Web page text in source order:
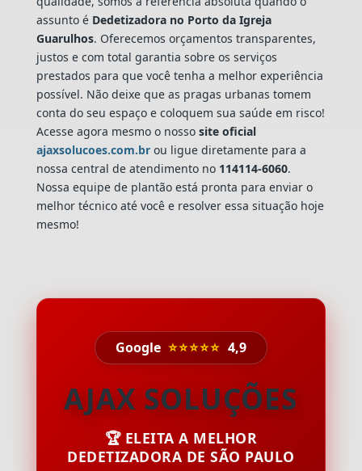
assunto é Dedetizadora no Porto da Igreja
Guarulhos. Oferecemos orçamentos transparentes,
justos e com total garantia sobre os serviços
prestados para que você tenha a melhor experiência
possível. Não deixe que as pragas urbanas tomem
conta do seu espaço e coloquem sua saúde em risco!
Acesse agora mesmo o nossosite oficial
ajaxsolucoes.com.brou ligue diretamente para a
nossa central de atendimento no 114114-6060.
Nossa equipe de plantão está pronta para enviar o
melhor técnico até você e resolver essa situação hoje
mesmo!
Google ⭐⭐⭐⭐⭐ 4,9
AJAX SOLUÇÕES
🏆 ELEITA A MELHOR
DEDETIZADORA DE SÃO PAULO